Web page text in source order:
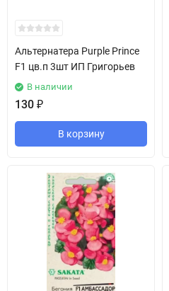
Альтернатера Purple Prince
F1 цв.п 3шт ИП Григорьев
В наличии
130 ₽
В корзину